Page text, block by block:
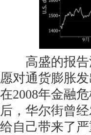
高盛的报告
愿对通货膨胀
在2008年金融
后，华尔街曾
给自己带来了